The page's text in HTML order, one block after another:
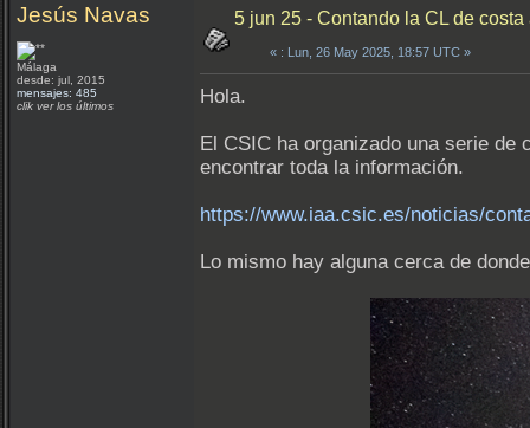
Jesús Navas
Málaga
desde: jul, 2015
mensajes: 485
clik ver los últimos
5 jun 25 - Contando la CL de
« : Lun, 26 May 2025, 18:57 UTC »
Hola.
El CSIC ha organizado una serie de
encontrar toda la información.
https://www.iaa.csic.es/noticias/
Lo mismo hay alguna cerca de